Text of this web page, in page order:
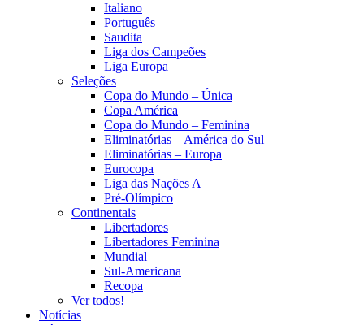
Italiano
Português
Saudita
Liga dos Campeões
Liga Europa
Seleções
Copa do Mundo – Única
Copa América
Copa do Mundo – Feminina
Eliminatórias – América do Sul
Eliminatórias – Europa
Eurocopa
Liga das Nações A
Pré-Olímpico
Continentais
Libertadores
Libertadores Feminina
Mundial
Sul-Americana
Recopa
Ver todos!
Notícias